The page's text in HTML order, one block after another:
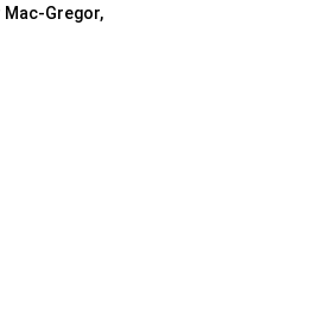
Gregor,